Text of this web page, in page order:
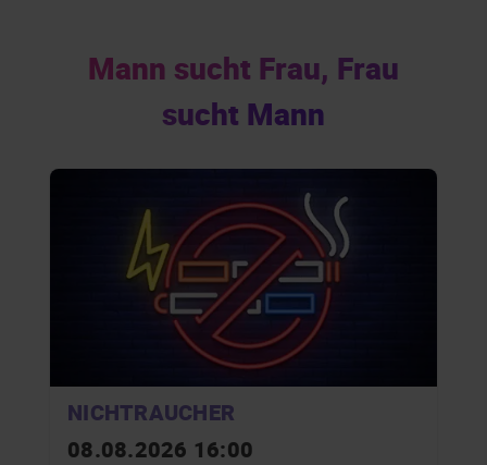
Mann sucht Frau, Frau
sucht Mann
NICHTRAUCHER
08.08.2026 16:00